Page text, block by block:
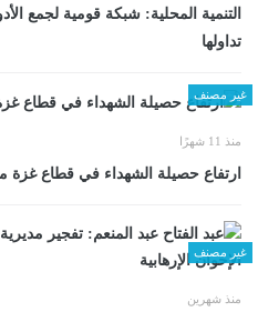
التنمية المحلية: شبكة قومية لجمع
تداولها
غير مصنف
منذ 11 شهرًا
ارتفاع حصيلة الشهداء في قطاع غزة منذ
غير مصنف
منذ شهرين